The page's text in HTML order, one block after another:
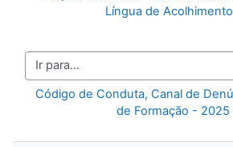
Língua de
Ir para...
Código de Conduta, Canal de
de Formação -